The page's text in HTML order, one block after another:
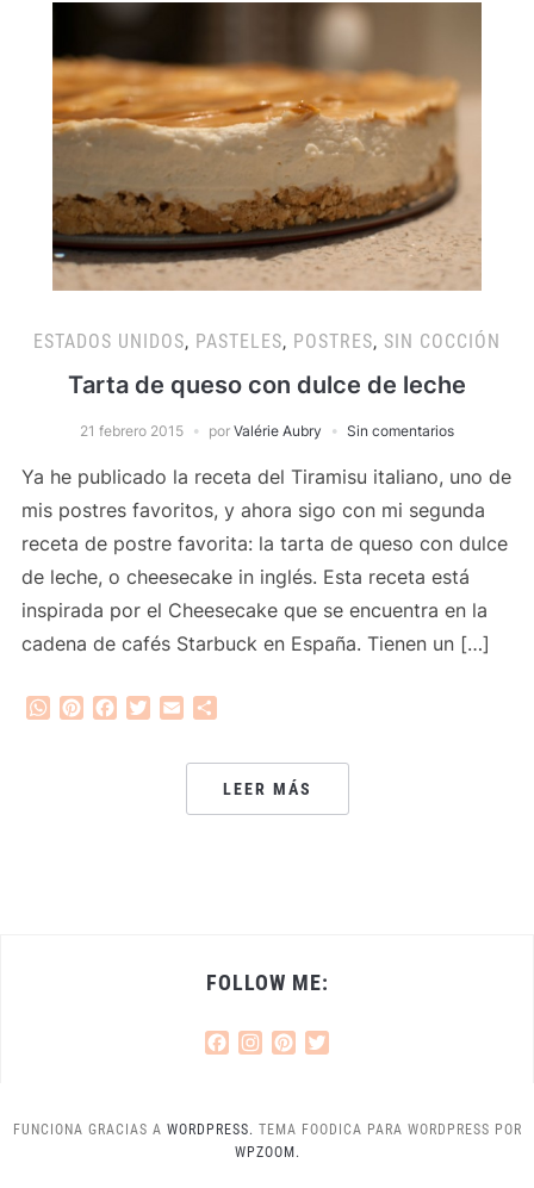
ESTADOS UNIDOS, PASTELES, POSTRES, SIN COCCIÓN
Tarta de queso con dulce de leche
21 febrero 2015 por Valérie Aubry Sin comentarios
Ya he publicado la receta del Tiramisu italiano, uno de
mis postres favoritos, y ahora sigo con mi segunda
receta de postre favorita: la tarta de queso con dulce
de leche, o cheesecake in inglés. Esta receta está
inspirada por el Cheesecake que se encuentra en la
cadena de cafés Starbuck en España. Tienen un […]
WhatsApp
PinterestFacebook
Twitter
Email
LEER MÁS
FOLLOW ME:
Facebook
Instagram
Pinterest
FUNCIONA GRACIAS A WORDPRESS. TEMA FOODICA PARA WORDPRESS POR
WPZOOM.